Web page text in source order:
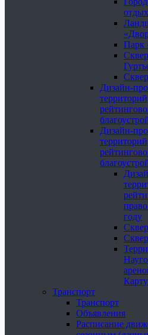
Парк
Дизайн-
Дизайн-
году
Транспорт
Транспорт
Объявления
Расписание